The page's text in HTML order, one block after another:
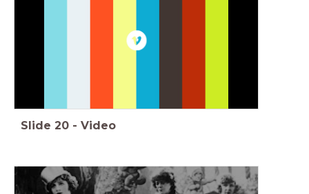
Slide 20 - Video